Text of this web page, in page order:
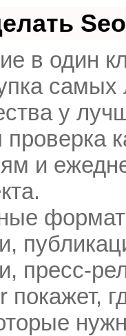
в один
у
и
пресс-